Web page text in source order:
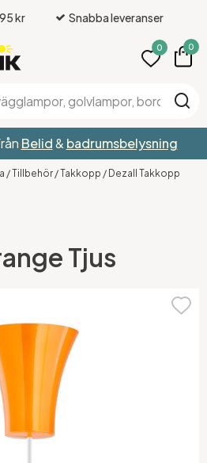
kr Snabba leveranser
0 0
Belid& badrumsbelysning
/Tillbehör /Takkopp / Dezall Takkopp
Tjus